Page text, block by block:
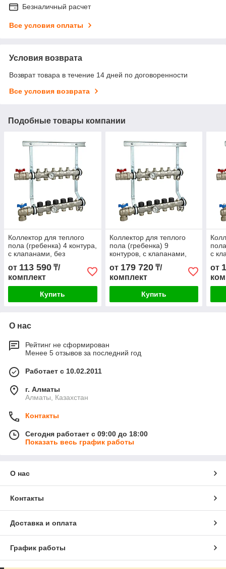
Безналичный расчет
Все условия оплаты
Условия возврата
Возврат товара в течение 14 дней по договоренности
Все условия возврата
Подобные товары компании
Коллектор для теплого
пола (гребенка) 4 контура,
с клапанами, без
от 113 590 ₸/
комплект
Купить
Коллектор для теплого
пола (гребенка) 9
контуров, с клапанами,
от 179 720₸/
комплект
Купить
с
от
О нас
Рейтинг не сформирован
Менее 5 отзывов за последний год
Работает с 10.02.2011
г. Алматы
Алматы, Казахстан
Контакты
Сегодня работает с 09:00 до 18:00
Показать весь график работы
О нас
Контакты
Доставка и оплата
График работы